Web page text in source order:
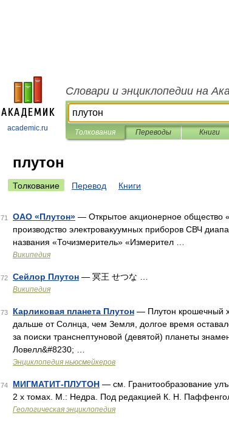
academic.ru
Словари и энциклопедии на
Толкования Переводы Книги
плутон
Толкование Перевод Книги
71 ОАО «Плутон» — Открытое акционерное общество
производство электровакуумных приборов СВЧ
названия «Точизмеритель» «Измерител …
Википедия
72 Сейлор Плутон — 冥王 せつな …
Википедия
73 Карликовая планета Плутон — Плутон крошечный
дальше от Солнца, чем Земля, долгое время
за поиски транснептуновой (девятой) планеты
Ловелл&#8230; …
Энциклопедия ньюсмейкеров
74 МИГМАТИТ-ПЛУТОН — см. Гранитообразование
2 х томах. М.: Недра. Под редакцией К. Н.
Геологическая энциклопедия